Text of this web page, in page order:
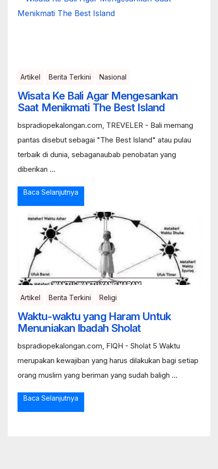
Artikel Berita Terkini Nasional
Wisata Ke Bali Agar Mengesankan
Saat Menikmati The Best Island
bspradiopekalongan.com, TREVELER - Bali memang
pantas disebut sebagai "The Best Island" atau pulau
terbaik di dunia, sebaganaubab penobatan yang
diberikan ...
Baca Selanjutnya
Artikel Berita Terkini Religi
Waktu-waktu yang Haram Untuk
Menuniakan Ibadah Sholat
bspradiopekalongan.com, FIQH - Sholat 5 Waktu
merupakan kewajiban yang harus dilakukan bagi setiap
orang muslim yang beriman yang sudah baligh ...
Baca Selanjutnya